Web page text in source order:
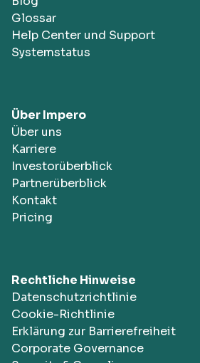
Glossar
Help Center und Support
Systemstatus
Über Impero
Über uns
Karriere
Investorüberblick
Partnerüberblick
Kontakt
Pricing
Rechtliche Hinweise
Datenschutzrichtlinie
Cookie-Richtlinie
Erklärung zur Barrierefreiheit
Corporate Governance